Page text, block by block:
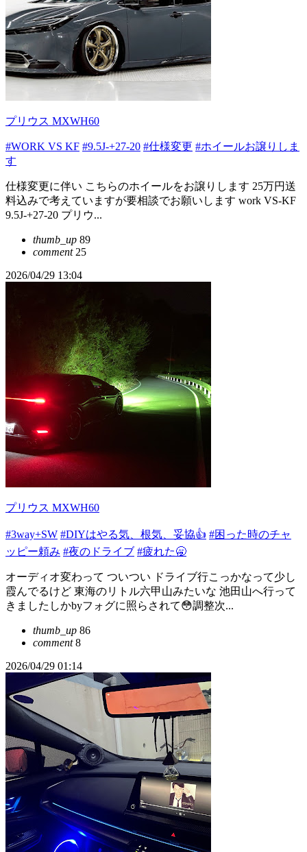
プリウス MXWH60
#WORK VS KF #9.5J-+27-20 #仕様変更 #ホイールお譲りしま
す
仕様変更に伴い こちらのホイールをお譲りします 25万円送
料込みで考えていますが要相談でお願いします work VS-KF
9.5J-+27-20 プリウ...
thumb_up 89
comment25
2026/04/29 13:04
プリウス MXWH60
#3way+SW #DIYはやる気、根気、妥協👍 #困った時のチャ
ッピー頼み #夜のドライブ #疲れた🥱
オーディオ変わって ついつい ドライブ行こっかなって少し
霞んでるけど 東海のリトル六甲山みたいな 池田山へ行って
きましたしかbyフォグに照らされて😳調整次...
thumb_up 86
comment8
2026/04/29 01:14